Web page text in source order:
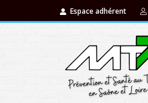
Espace adhérent